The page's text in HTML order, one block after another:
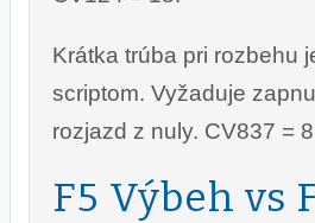
Krátka trúba pri rozbehu
scriptom. Vyžaduje
rozjazd z nuly. CV837 =
F5 Výbeh vs